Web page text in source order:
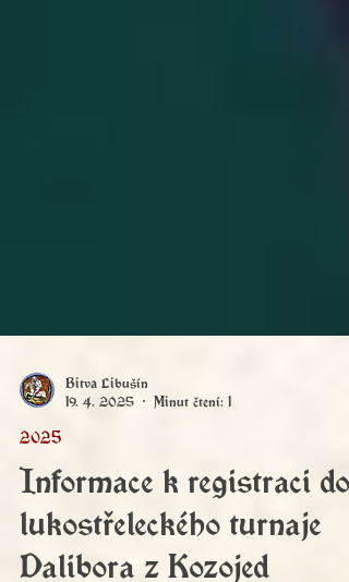
19. 4. 2025
Minut čtení: 1
2025
Informace k registraci do